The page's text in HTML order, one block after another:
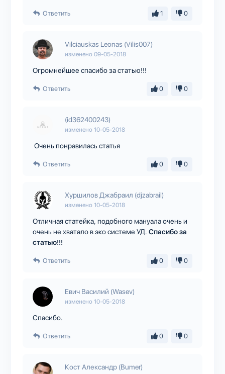
Ответить 1 0
Vilciauskas Leonas (Vilis007)
изменено 09-05-2018
Огромнейшее спасибо за статью!!!
Ответить 0 0
(id362400243)
изменено 10-05-2018
Очень понравилась статья
Ответить 0 0
Хуршилов Джабраил (djzabrail)
изменено 10-05-2018
Отличная статейка, подобного мануала очень и
очень не хватало в эко системе УД. Спасибо за
статью!!!
Ответить 0 0
Евич Василий (Wasev)
изменено 10-05-2018
Спасибо.
Ответить 0 0
Кост Александр (Bumer)